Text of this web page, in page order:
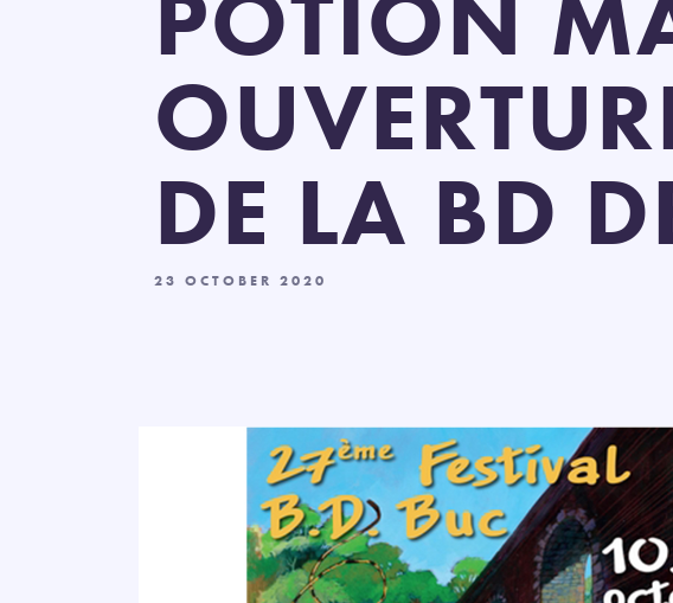
DE LA BD
23 OCTOBER 2020